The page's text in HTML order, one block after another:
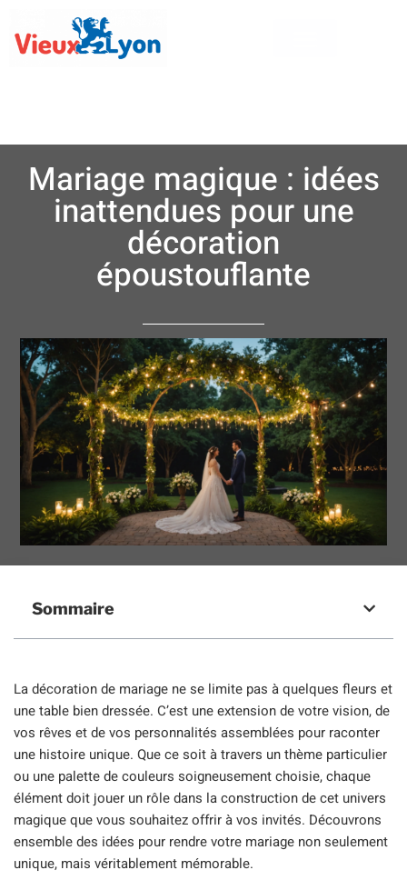
Mariage magique : idées
inattendues pour une
décoration
époustouflante
Sommaire
La décoration de mariage ne se limite pas à quelques fleurs et
une table bien dressée. C’est une extension de votre vision, de
vos rêves et de vos personnalités assemblées pour raconter
une histoire unique. Que ce soit à travers un thème particulier
ou une palette de couleurs soigneusement choisie, chaque
élément doit jouer un rôle dans la construction de cet univers
magique que vous souhaitez offrir à vos invités. Découvrons
ensemble des idées pour rendre votre mariage non seulement
unique, mais véritablement mémorable.